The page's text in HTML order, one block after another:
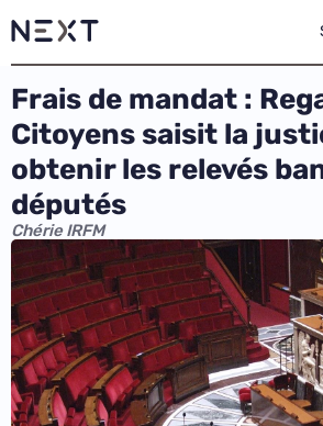
Frais de mandat :
Citoyens saisit la
obtenir les relevés
députés
Chérie IRFM